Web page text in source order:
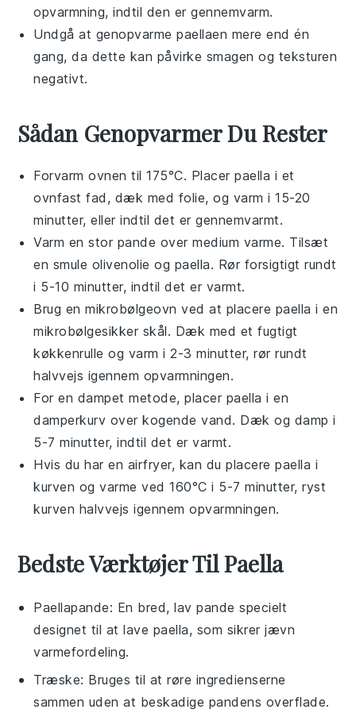
opvarmning, indtil den er gennemvarm.
Undgå at genopvarmepaellaen mere end én
gang, da dette kan påvirke smagen og teksturen
negativt.
Sådan Genopvarmer Du Rester
Forvarm ovnen til 175°C. Placerpaella i et
ovnfast fad, dæk med folie, og varm i 15-20
minutter, eller indtil det er gennemvarmt.
Varm en stor pande over medium varme. Tilsæt
en smule olivenolie og paella. Rør forsigtigt rundt
i 5-10 minutter, indtil det er varmt.
Brug en mikrobølgeovn ved at placere paella i en
mikrobølgesikker skål. Dæk med et fugtigt
køkkenrulle og varm i 2-3 minutter, rør rundt
halvvejs igennem opvarmningen.
For en dampet metode, placer paella i en
damperkurv over kogende vand. Dæk og damp i
5-7 minutter, indtil det er varmt.
Hvis du har en airfryer, kan du placerepaella i
kurven og varme ved 160°C i 5-7 minutter, ryst
kurven halvvejs igennem opvarmningen.
Bedste Værktøjer Til Paella
Paellapande: En bred, lav pande specielt
designet til at lave paella, som sikrer jævn
varmefordeling.
Træske: Bruges til at røre ingredienserne
sammen uden at beskadige pandens overflade.